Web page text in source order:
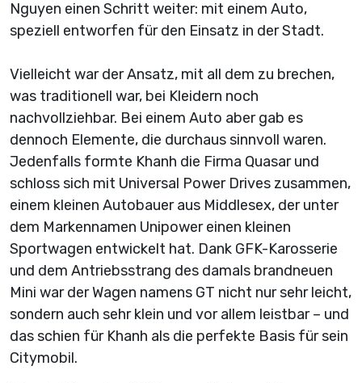
Nguyen einen Schritt weiter: mit einem Auto,
speziell entworfen für den Einsatz in der Stadt.
Vielleicht war der Ansatz, mit all dem zu brechen,
was traditionell war, bei Kleidern noch
nachvollziehbar. Bei einem Auto aber gab es
dennoch Elemente, die durchaus sinnvoll waren.
Jedenfalls formte Khanh die Firma Quasar und
schloss sich mit Universal Power Drives zusammen,
einem kleinen Autobauer aus Middlesex, der unter
dem Markennamen Unipower einen kleinen
Sportwagen entwickelt hat. Dank GFK-Karosserie
und dem Antriebsstrang des damals brandneuen
Mini war der Wagen namens GT nicht nur sehr leicht,
sondern auch sehr klein und vor allem leistbar – und
das schien für Khanh als die perfekte Basis für sein
Citymobil.